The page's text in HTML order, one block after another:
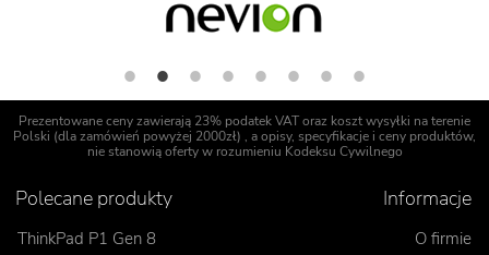
Prezentowane ceny zawierają 23% podatek VAT oraz koszt wysyłki na terenie
Polski (dla zamówień powyżej 2000zł) , a opisy, specyfikacje i ceny produktów,
nie stanowią oferty w rozumieniu Kodeksu Cywilnego
Polecane produkty
ThinkPad P1 Gen 8
Informacje
O firmie